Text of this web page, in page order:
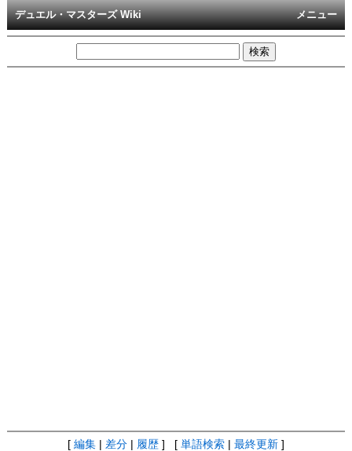
メニュー
デュエル・マスターズ Wiki
[ 編集 差分 履歴 ] [ 単語検索 最終更新 ]